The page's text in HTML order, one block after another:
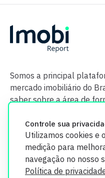
Controle sua
Utilizamos cookies e
medição para
navegação no nosso
Política de
Somos a principal
mercado imobiliário do
saber sobre a área de